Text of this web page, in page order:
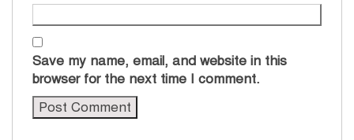
Save my name, email, and website in this
browser for the next time I comment.